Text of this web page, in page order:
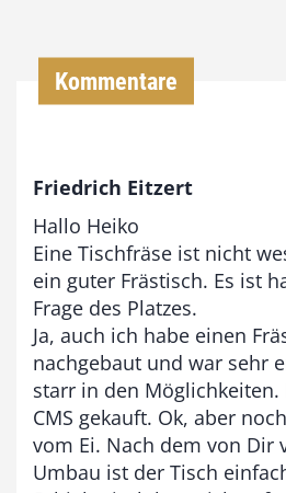
3
,
0
€
Kommentare
Friedrich Eitzert
Hallo Heiko
Eine Tischfräse ist nicht
ein guter Frästisch. Es ist
Frage des Platzes.
Ja, auch ich habe einen
nachgebaut und war sehr
starr in den Möglichkeiten.
CMS gekauft. Ok, aber
vom Ei. Nach dem von Dir
Umbau ist der Tisch